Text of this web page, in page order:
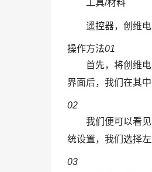
工具/材料
遥控器，创维
操作方法01
首先，将创维
界面后，我们在其
02
我们便可以看
统设置，我们选择
03